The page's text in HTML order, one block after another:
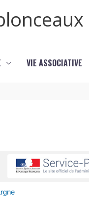
VIE ASSOCIATIVE